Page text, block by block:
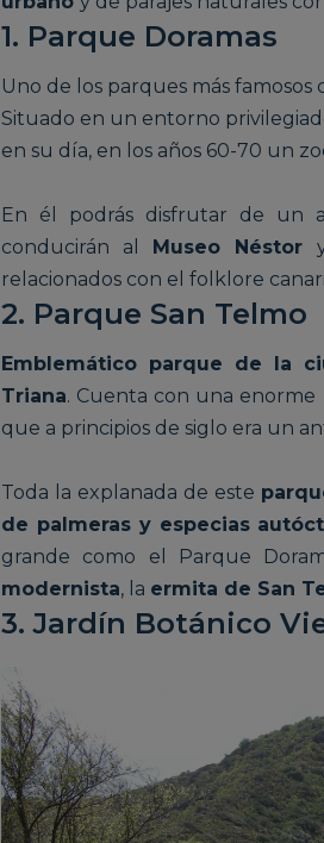
1. Parque Doramas
Uno de los parques más
Situado en un entorno
en su día, en los años 60-70 un
En él podrás disfrutar de un
conducirán al Museo Néstor
relacionados con el folklore
2. Parque San Telmo
Emblemático parque de la
Triana. Cuenta con una enorme
que a principios de siglo era un
Toda la explanada de este
de palmeras y especias
grande como el Parque
modernista, la ermita de San
3. Jardín Botánico